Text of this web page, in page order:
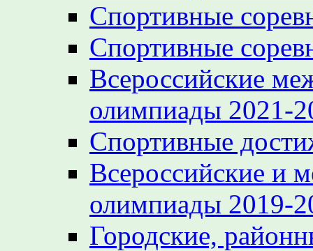
Спортивные
Спортивные
Всероссийские
олимпиады 2021-
Спортивные
Всероссийские и
олимпиады 2019-
Городские,